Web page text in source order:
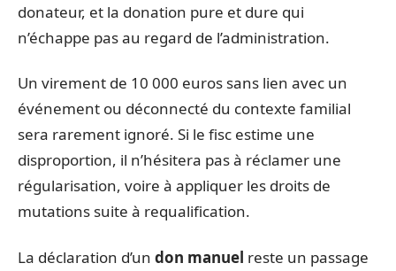
donateur, et la donation pure et dure qui
n’échappe pas au regard de l’administration.
Un virement de 10 000 euros sans lien avec un
événement ou déconnecté du contexte familial
sera rarement ignoré. Si le fisc estime une
disproportion, il n’hésitera pas à réclamer une
régularisation, voire à appliquer les droits de
mutations suite à requalification.
La déclaration d’un don manuel reste un passage